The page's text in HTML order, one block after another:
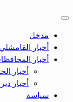
مدخل
أخبار القامشلي
أخبار
أخبار
أحبار
سياسة